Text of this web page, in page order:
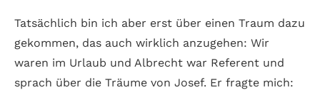
Tatsächlich bin ich aber erst über einen Traum dazu
gekommen, das auch wirklich anzugehen: Wir
waren im Urlaub und Albrecht war Referent und
sprach über die Träume von Josef. Er fragte mich: